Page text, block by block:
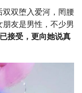
双双堕入爱河，罔腰
友是男性，不少男
接受，更向她说真